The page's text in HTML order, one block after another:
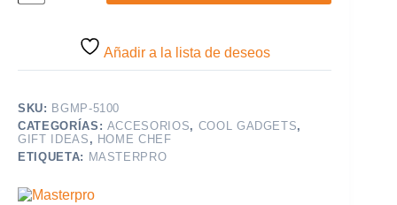
Añadir a la lista de deseos
SKU: BGMP-5100
CATEGORÍAS: ACCESORIOS, COOL GADGETS,
GIFT IDEAS , HOME CHEF
ETIQUETA: MASTERPRO